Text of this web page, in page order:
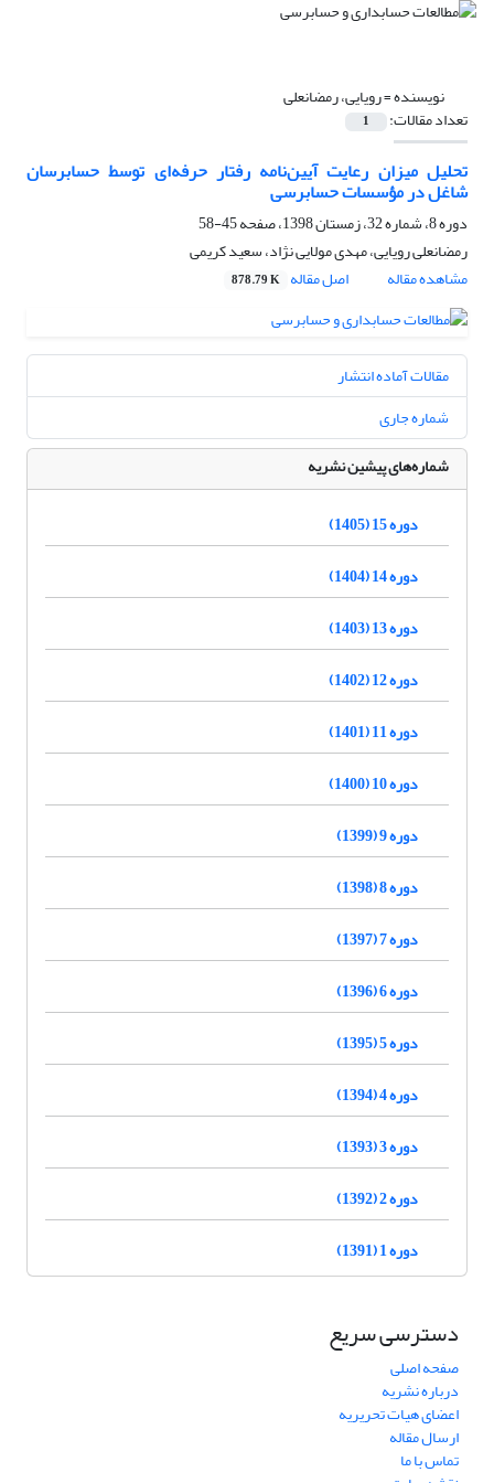
نویسنده =رویایی، رمضانعلی
تعداد مقالات: 1
تحلیل ‌میزان ‌رعایت ‌آیین‌نامه ‌رفتار ‌حرفه‌ای ‌توسط ‌حسابرسان
‌شاغل ‌در ‌مؤسسات ‌حسابرسی
دوره 8، شماره 32، زمستان 1398، صفحه
45-58
رمضانعلی رویایی، مهدی مولایی نژاد، سعید کریمی
مشاهده مقاله
اصل مقاله 878.79 K
مقالات آماده انتشار
شماره جاری
شماره‌های پیشین نشریه
دوره 15 (1405)
دوره 14 (1404)
دوره 13 (1403)
دوره 12 (1402)
دوره 11 (1401)
دوره 10 (1400)
دوره 9 (1399)
دوره 8 (1398)
دوره 7 (1397)
دوره 6 (1396)
دوره 5 (1395)
دوره 4 (1394)
دوره 3 (1393)
دوره 2 (1392)
دوره 1 (1391)
دسترسی سریع
صفحه اصلی
درباره نشریه
اعضای هیات تحریریه
ارسال مقاله
تماس با ما